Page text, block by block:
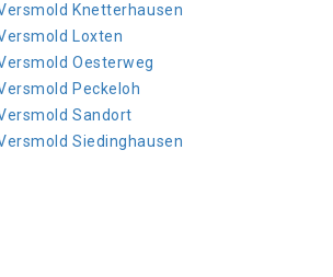
Knetterhausen
Loxten
Oesterweg
Peckeloh
Sandort
Siedinghausen